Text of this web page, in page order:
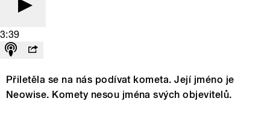
3:39
Přiletěla se na nás podívat kometa. Její jméno je
Neowise. Komety nesou jména svých objevitelů.